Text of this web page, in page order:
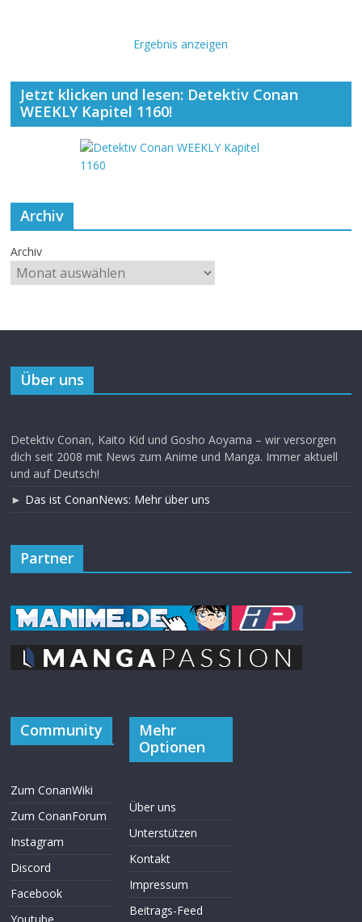
Ergebnis anzeigen
Jetzt klicken und lesen: Detektiv Conan
WEEKLY Kapitel 1160!
Archiv
Archiv
Über uns
Detektiv Conan, Kaito Kid und Gosho Aoyama – wir versorgen
dich seit 2008 mit News zum Anime und Manga. Immer aktuell
und auf Deutsch!
► Das ist ConanNews: Mehr über uns
Partner
Community
Zum ConanWiki
Zum ConanForum
Instagram
Discord
Facebook
Youtube
Mehr
Optionen
Über uns
Unterstützen
Kontakt
Impressum
Beitrags-Feed